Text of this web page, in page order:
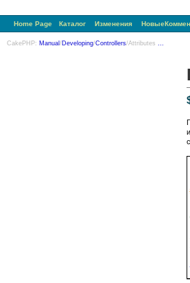
Home Page Каталог Изменения
CakePHP: Manual /Developing/Controllers/Attributes